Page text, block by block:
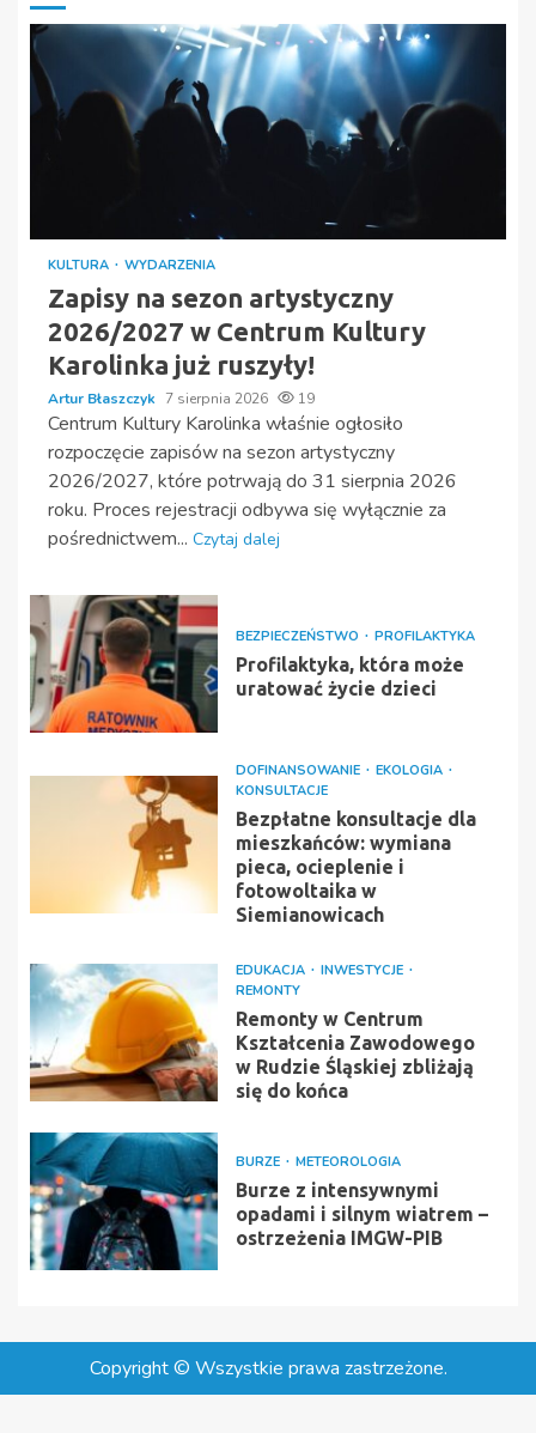
KULTURA WYDARZENIA
Zapisy na sezon artystyczny
2026/2027 w Centrum Kultury
Karolinka już ruszyły!
Artur Błaszczyk 7 sierpnia 2026 19
Centrum Kultury Karolinka właśnie ogłosiło
rozpoczęcie zapisów na sezon artystyczny
2026/2027, które potrwają do 31 sierpnia 2026
roku. Proces rejestracji odbywa się wyłącznie za
pośrednictwem... Czytaj dalej
BEZPIECZEŃSTWO PROFILAKTYKA
Profilaktyka, która może
uratować życie dzieci
DOFINANSOWANIE
EKOLOGIA
KONSULTACJE
Bezpłatne konsultacje dla
mieszkańców: wymiana
pieca, ocieplenie i
fotowoltaika w
Siemianowicach
EDUKACJA
INWESTYCJE
REMONTY
Remonty w Centrum
Kształcenia Zawodowego
w Rudzie Śląskiej zbliżają
się do końca
BURZE METEOROLOGIA
Burze z intensywnymi
opadami i silnym wiatrem –
ostrzeżenia IMGW-PIB
Copyright © Wszystkie prawa zastrzeżone.